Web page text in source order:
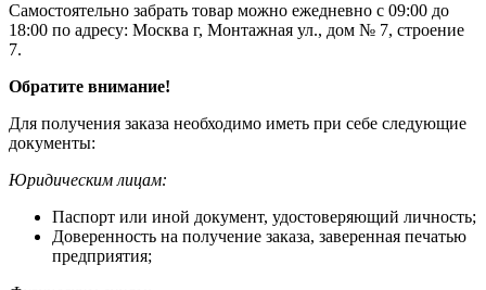
Самостоятельно забрать товар можно ежедневно с 09:00 до
18:00 по адресу: Москва г, Монтажная ул., дом № 7, строение
7.
Обратите внимание!
Для получения заказа необходимо иметь при себе следующие
документы:
Юридическим лицам:
Паспорт или иной документ, удостоверяющий личность;
Доверенность на получение заказа, заверенная печатью
предприятия;